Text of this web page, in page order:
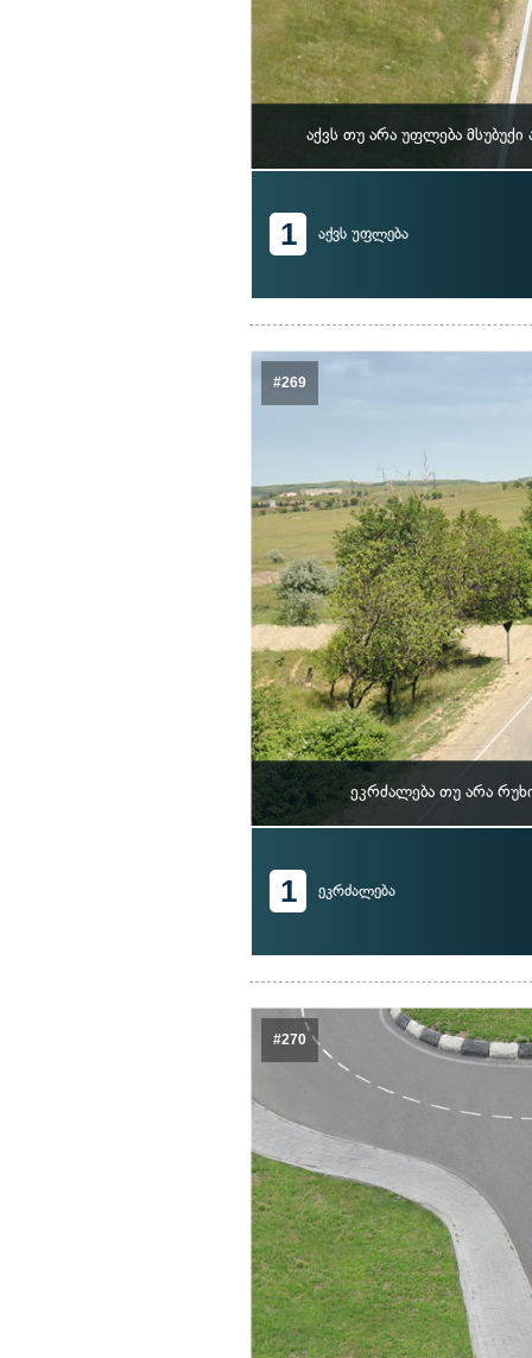
აქვს თუ არა უფლება
1 აქვს უფლება
#269
ეკრძალება თუ არა
1 ეკრძალება
#270